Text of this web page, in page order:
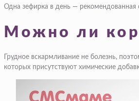
Одна зефирка в день —
Можно ли
Грудное вскармливание не болезнь,
которых присутствуют химические